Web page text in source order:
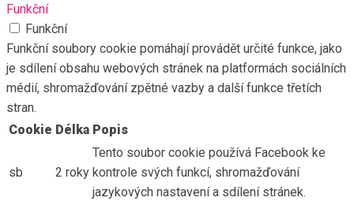
Funkční
Funkční
Funkční soubory cookie pomáhají provádět určité funkce, jako
je sdílení obsahu webových stránek na platformách sociálních
médií, shromažďování zpětné vazby a další funkce třetích
stran.
Cookie Délka Popis
sb 2 roky
Tento soubor cookie používá Facebook ke
kontrole svých funkcí, shromažďování
jazykových nastavení a sdílení stránek.